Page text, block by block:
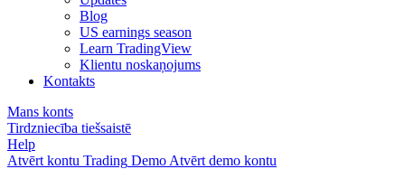
Blog
US earnings season
Learn TradingView
Klientu noskaņojums
Kontakts
Mans konts
Tirdzniecība tiešsaistē
Help
Atvērt kontu Trading Demo Atvērt demo kontu